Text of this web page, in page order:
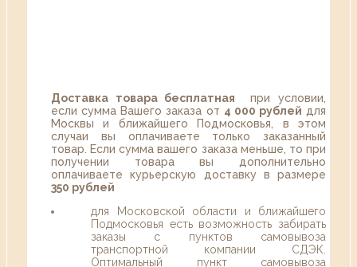
Доставка товара бесплатная при условии,
если сумма Вашего заказа от 4 000 рублей для
Москвы и ближайшего Подмосковья, в этом
случаи вы оплачиваете только заказанный
товар. Если сумма вашего заказа меньше, то при
получении товара вы дополнительно
оплачиваете курьерскую доставку в размере
350 рублей
для Московской области и ближайшего
Подмосковья есть возможность забирать
заказы с пунктов самовывоза
транспортной компании СДЭК.
Оптимальный пункт самовывоза